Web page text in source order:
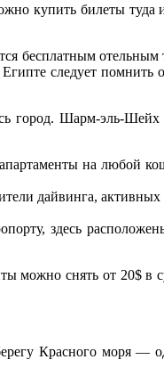
купить билеты туда
бесплатным отельным
следует
город. Шарм-эль-
на любой
дайвинга, активных
здесь
можно снять от 20$ в
Красного моря —